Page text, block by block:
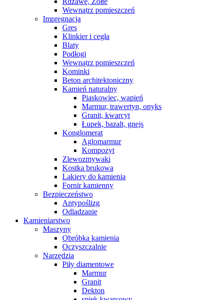
Wewnątrz pomieszczeń
Impregnacja
Gres
Klinkier i cegła
Blaty
Podłogi
Wewnątrz pomieszczeń
Kominki
Beton architektoniczny
Kamień naturalny
Piaskowiec, wapień
Marmur, trawertyn, onyks
Granit, kwarcyt
Łupek, bazalt, gnejs
Konglomerat
Aglomarmur
Kompozyt
Zlewozmywaki
Kostka brukowa
Lakiery do kamienia
Fornir kamienny
Bezpieczeństwo
Antypoślizg
Odladzanie
Kamieniarstwo
Maszyny
Obróbka kamienia
Oczyszczalnie
Narzędzia
Piły diamentowe
Marmur
Granit
Dekton